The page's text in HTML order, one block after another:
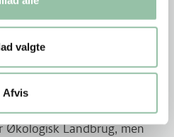
valgte
Afvis
paperet her
punkt i kampagnen, vil der
på økologi. Indsatsen er
Økologisk Landbrug, men